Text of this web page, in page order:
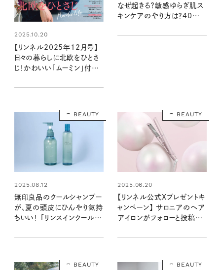
2025.10.20
【リンネル2025年12月号】
日々の暮らしに北欧をひとさ
じ！かわいい「ムーミン」付録
〈10月20日発売12月号・12
なぜ起きる？敏感ゆらぎ肌ス
キンケアのやり方は？40代・
プロおすすめコスメ・美容家
BEAUTY
2025.08.12
無印良品のクールシャンプー
が、夏の頭皮にひんやり気持
ちいい！ 「リンスインクールシ
集部員が使ってみました！
BEAUTY
2025.06.20
【リンネル公式Xプレゼントキ
ャンペーン】 サロニアのヘア
アイロンがフォローと投稿へ
BEAUTY BEAUTY